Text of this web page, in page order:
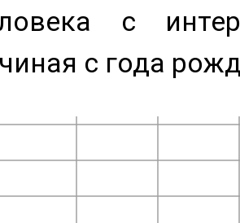
с
с года